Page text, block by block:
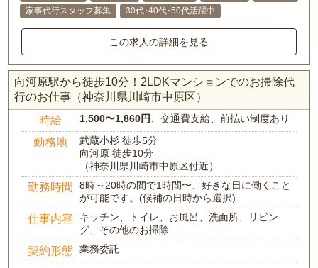
家事代行スタッフ募集
30代･40代･50代活躍中
この求人の詳細を見る
向河原駅から徒歩10分！2LDKマンションでのお掃除代
行のお仕事（神奈川県川崎市中原区）
時給 1,500〜1,860円 、交通費支給、前払い制度あり
勤務地
武蔵小杉 徒歩5分
向河原 徒歩10分
（神奈川県川崎市中原区付近）
勤務時間
8時～20時の間で1時間〜、好きな日に働くこと
が可能です。(候補の日時から選択)
仕事内容
キッチン、トイレ、お風呂、洗面所、リビン
グ、その他のお掃除
契約形態 業務委託